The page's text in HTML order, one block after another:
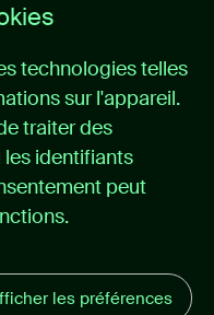
technologies telles
sur l'appareil.
traiter des
identifiants
peut
les préférences